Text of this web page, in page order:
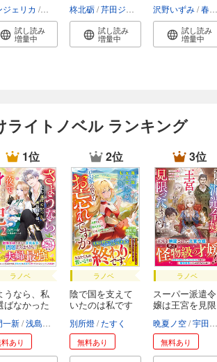
ジェリカ 御子柴リョウ
試し読み
増量中
柊北砺 芹田ジョン
試し読み
増量中
沢野いずみ 春野薫久
試し読み
増量中
ライトノベル ランキング
1位
ラノベ
うなら、私
ばなかった
一新 浅島ヨシユキ
あり
2位
ラノベ
陰で国を支えて
いたのは私です
別所燈 たすく
無料あり
3位
ラノベ
スーパー派遣令
嬢は王宮を見限
晩夏ノ空 宇田川みぅ
無料あり